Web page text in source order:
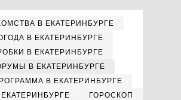
В ЕКАТЕРИНБУРГЕ
В ЕКАТЕРИНБУРГЕ
В ЕКАТЕРИНБУРГЕ
В ЕКАТЕРИНБУРГЕ
В ЕКАТЕРИНБУРГЕ
ГОРОСКОП